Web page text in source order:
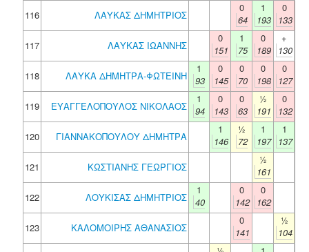
116
ΛΑΥΚΑΣ ΔΗΜΗΤΡΙΟΣ
0
64
1
193
0
133
117
ΛΑΥΚΑΣ ΙΩΑΝΝΗΣ
0
151
1
75
0
189
+
130
118
ΛΑΥΚΑ ΔΗΜΗΤΡΑ-ΦΩΤΕΙΝΗ
1
93
0
145
0
70
0
198
0
127
119
ΕΥΑΓΓΕΛΟΠΟΥΛΟΣ ΝΙΚΟΛΑΟΣ
1
94
0
143
0
63
½
191
0
132
120
ΓΙΑΝΝΑΚΟΠΟΥΛΟΥ ΔΗΜΗΤΡΑ
1
146
½
72
1
197
1
137
121
ΚΩΣΤΙΑΝΗΣ ΓΕΩΡΓΙΟΣ
½
161
122
ΛΟΥΚΙΣΑΣ ΔΗΜΗΤΡΙΟΣ
1
40
0
142
0
162
123
ΚΑΛΟΜΟΙΡΗΣ ΑΘΑΝΑΣΙΟΣ
0
141
½
104